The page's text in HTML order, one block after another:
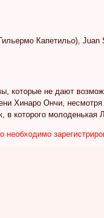
Капетильо),
которые не дают
Хинаро Ончи,
которого